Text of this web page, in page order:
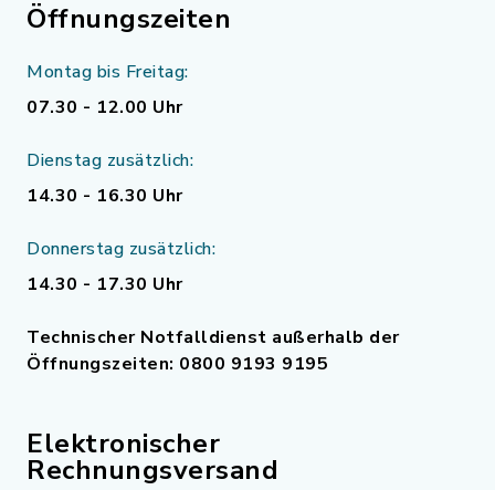
Öffnungszeiten
Montag bis Freitag:
07.30 - 12.00 Uhr
Dienstag zusätzlich:
14.30 - 16.30 Uhr
Donnerstag zusätzlich:
14.30 - 17.30 Uhr
Technischer Notfalldienst außerhalb der
Öffnungszeiten: 0800 9193 9195
Elektronischer
Rechnungsversand